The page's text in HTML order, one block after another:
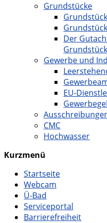
Grundstücke
Der
Gewerbe und
EU-
CMC
Hochwasser
Kurzmenü
Startseite
Webcam
Ü-Bad
Serviceportal
Barrierefreiheit